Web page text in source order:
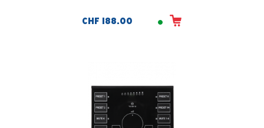
CHF 188.00